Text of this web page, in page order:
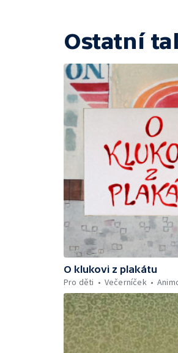
Ostatní
O klukovi z plakátu
Pro děti
Večerníček